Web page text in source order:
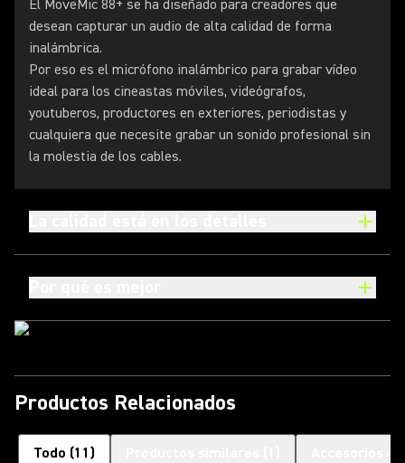
El MoveMic 88+ se ha diseñado para creadores que
desean capturar un audio de alta calidad de forma
inalámbrica.
Por eso es el micrófono inalámbrico para grabar vídeo
ideal para los cineastas móviles, videógrafos,
youtuberos, productores en exteriores, periodistas y
cualquiera que necesite grabar un sonido profesional sin
la molestia de los cables.
Productos Relacionados
Todo (11 )